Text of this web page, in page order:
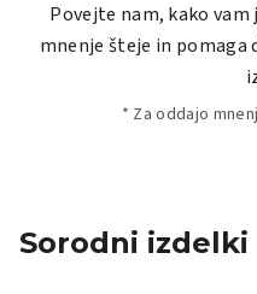
Povejte nam, kako vam
mnenje šteje in
* Za oddajo
Sorodni izdelki